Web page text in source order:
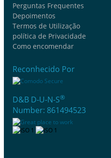
Perguntas Frequentes
Depoimentos
Termos de Utilização
política de Privacidade
Como encomendar
Reconhecido Por
D&B D-U-N-S®
Number: 861494523